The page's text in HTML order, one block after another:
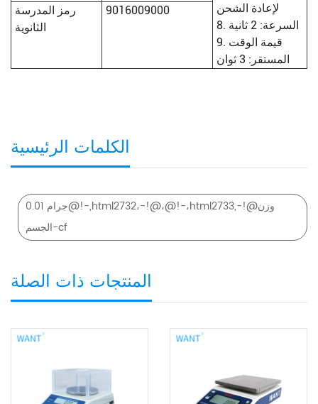
لإعادة الشحن
8. السرعة: 2 ثانية
9. قيمة الوقت
المستقر: 3 ثوان
رمز المدرسة
الثانوية
9016009000
الكلمات الرئيسية
0.01 جرام@!-,html2732،-!@،@!-،html2733,-!@وزن
الجسم-cf
المنتجات ذات الصلة